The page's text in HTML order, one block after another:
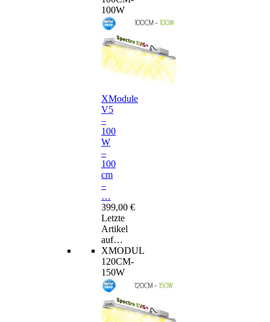
100W
XModule
V5
–
100
W
–
100
cm
–
…
399,00 €
Letzte
Artikel
auf…
XMODUL
120CM-
150W